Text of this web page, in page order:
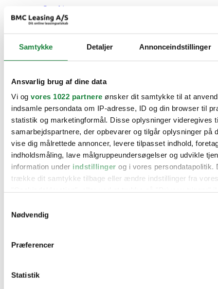
Samtykke Detaljer Annonceindstillinger
Ansvarlig brug af dine data
Vi og vores 1022 partnere ønsker dit samtykke til at
indsamle persondata om IP-adresse, ID og din browser til
statistik og marketingformål. Disse oplysninger videregives
samarbejdspartnere, der opbevarer og tilgår oplysninger på
vise dig målrettede annoncer, levere tilpasset indhold,
indholdsmåling, lave målgruppeundersøgelser og udvikle
information under indstillinger og i vores persondatapolitik.
trække dit samtykke tilbage eller ændre indstillinger fra
Hvis du tillader det, vil vi også gerne:
Identificere din enhed baseret på en scanning af
Dine valg anvendes på hele websitet.
Nødvendig
Præferencer
Statistik
Suzuki
Tesla
Toyota (1)
VW (
Audi
Citroën
Cupra
Dacia
Fiat
Ford
Hyundai
Kia
Mercedes
MG
Nissan
Opel
Skoda
Toyota
Øvrige informationer